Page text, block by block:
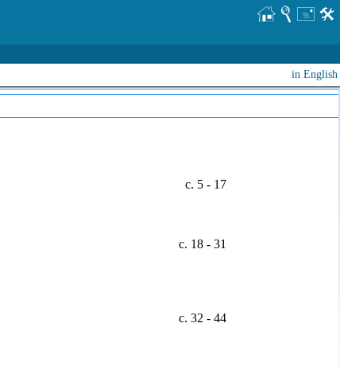
in English
с. 5 - 17
с. 18 - 31
с. 32 - 44